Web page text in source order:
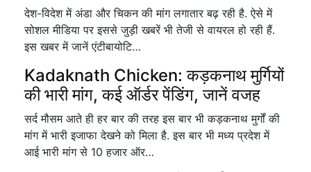
देश-विदेश में अंडा और चिकन की मांग लगातार बढ़ रही है. ऐसे में
सोशल मीडिया पर इससे जुड़ी खबरें भी तेजी से वायरल हो रही हैं.
इस खबर में जानें एंटीबायोटि…
Kadaknath Chicken: कड़कनाथ मुर्गियों
की भारी मांग, कई ऑर्डर पेंडिंग, जानें वजह
सर्द मौसम आते ही हर बार की तरह इस बार भी कड़कनाथ मुर्गों की
मांग में भारी इजाफा देखने को मिला है. इस बार भी मध्य प्रदेश में
आई भारी मांग से 10 हजार ऑर…